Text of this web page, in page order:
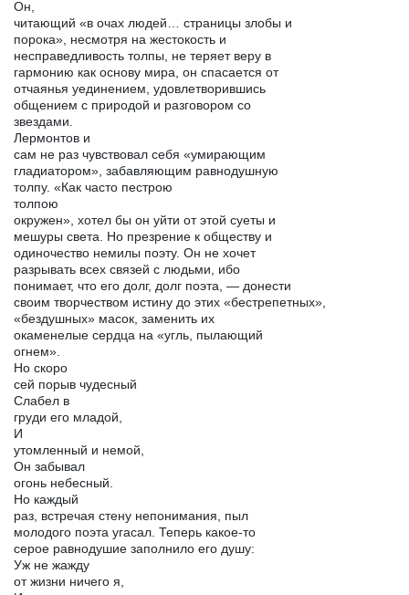
Он,
читающий «в очах людей… страницы злобы и
порока», несмотря на жестокость и
несправедливость толпы, не теряет веру в
гармонию как основу мира, он спасается от
отчаянья уединением, удовлетворившись
общением с природой и разговором со
звездами.
Лермонтов и
сам не раз чувствовал себя «умирающим
гладиатором», забавляющим равнодушную
толпу. «Как часто пестрою
толпою
окружен», хотел бы он уйти от этой суеты и
мешуры света. Но презрение к обществу и
одиночество немилы поэту. Он не хочет
разрывать всех связей с людьми, ибо
понимает, что его долг, долг поэта, — донести
своим творчеством истину до этих «бестрепетных»,
«бездушных» масок, заменить их
окаменелые сердца на «угль, пылающий
огнем».
Но скоро
сей порыв чудесный
Слабел в
груди его младой,
И
утомленный и немой,
Он забывал
огонь небесный.
Но каждый
раз, встречая стену непонимания, пыл
молодого поэта угасал. Теперь какое-то
серое равнодушие заполнило его душу:
Уж не жажду
от жизни ничего я,